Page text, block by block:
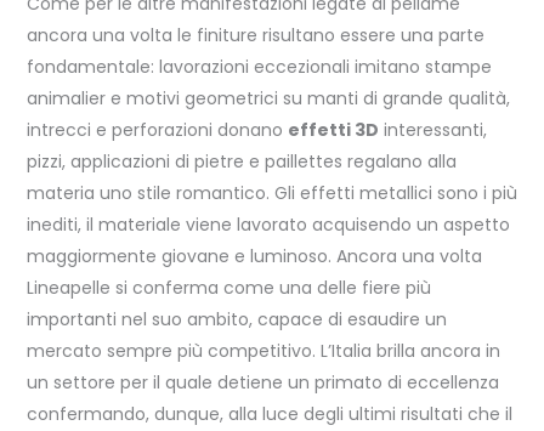
ancora una volta le finiture risultano essere una parte
fondamentale: lavorazioni eccezionali imitano stampe
animalier e motivi geometrici su manti di grande qualità,
intrecci e perforazioni donano effetti 3D interessanti,
pizzi, applicazioni di pietre e paillettes regalano alla
materia uno stile romantico. Gli effetti metallici sono i più
inediti, il materiale viene lavorato acquisendo un aspetto
maggiormente giovane e luminoso. Ancora una volta
Lineapelle si conferma come una delle fiere più
importanti nel suo ambito, capace di esaudire un
mercato sempre più competitivo. L’Italia brilla ancora in
un settore per il quale detiene un primato di eccellenza
confermando, dunque, alla luce degli ultimi risultati che il